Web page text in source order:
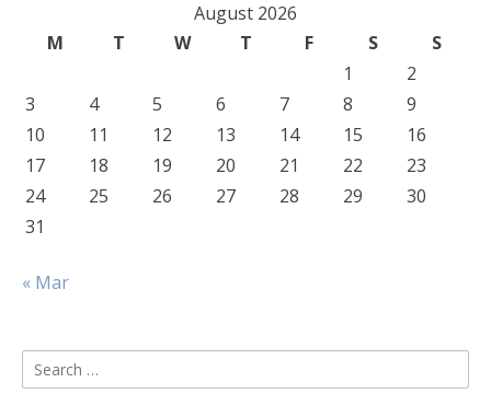
August 2026
M
T W T F S
S
1
2
3
4 5 6 7 8
9
10
11 12 13 14 15
16
17
18 19 20 21 22
23
24
25 26 27 28 29
30
31
« Mar
Search
for: